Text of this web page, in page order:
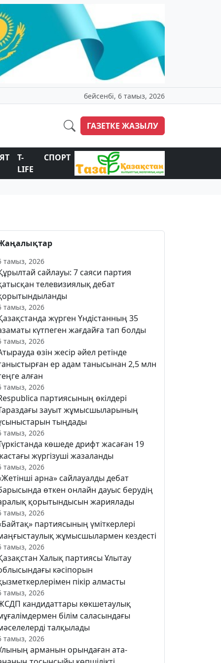
бейсенбі, 6 тамыз, 2026
ГАЗЕТКЕ ЖАЗЫЛУ
T-
LIFE
СПОРТ
тамыз, 2026
сайлауы: 7 саяси партия
телевизиялық дебат
тамыз, 2026
жүрген Үндістанның 35
күтпеген жағдайға тап болды
тамыз, 2026
өзін жесір әйел ретінде
ер адам танысынан 2,5 млн
алған
тамыз, 2026
партиясының өкілдері
зауыт жұмысшыларының
тыңдады
тамыз, 2026
көшеде дрифт жасаған 19
жүргізуші жазаланды
тамыз, 2026
арна» сайлауалды дебат
өткен онлайн дауыс берудің
қорытындысын жариялады
тамыз, 2026
партиясының үміткерлері
жұмысшылармен кездесті
тамыз, 2026
Халық партиясы Ұлытау
кәсіпорын
пікір алмасты
тамыз, 2026
кандидаттары көкшетаулық
білім саласындағы
талқылады
тамыз, 2026
арманын орындаған ата-